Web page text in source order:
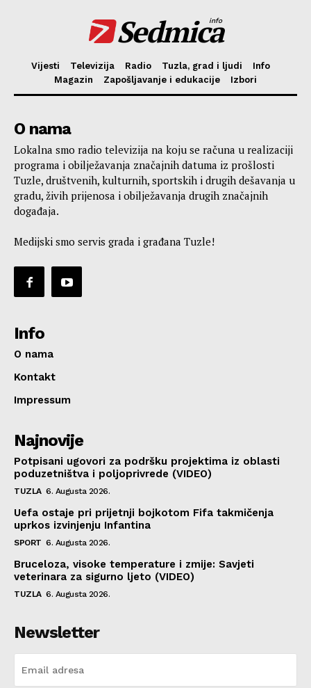
Sedmica
info
Vijesti Televizija Radio Tuzla, grad i ljudi
Info
Magazin
Zapošljavanje i edukacije Izbori
O nama
Lokalna smo radio televizija na koju se računa u realizaciji
programa i obilježavanja značajnih datuma iz prošlosti
Tuzle, društvenih, kulturnih, sportskih i drugih dešavanja u
gradu, živih prijenosa i obilježavanja drugih značajnih
događaja.
Medijski smo servis grada i građana Tuzle!
Info
O nama
Kontakt
Impressum
Najnovije
Potpisani ugovori za podršku projektima iz oblasti
poduzetništva i poljoprivrede (VIDEO)
TUZLA 6. Augusta 2026.
Uefa ostaje pri prijetnji bojkotom Fifa takmičenja
uprkos izvinjenju Infantina
SPORT 6. Augusta 2026.
Bruceloza, visoke temperature i zmije: Savjeti
veterinara za sigurno ljeto (VIDEO)
TUZLA 6. Augusta 2026.
Newsletter